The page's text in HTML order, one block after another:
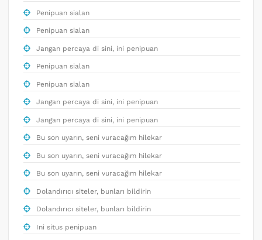
Penipuan sialan
Penipuan sialan
Jangan percaya di sini, ini penipuan
Penipuan sialan
Penipuan sialan
Jangan percaya di sini, ini penipuan
Jangan percaya di sini, ini penipuan
Bu son uyarın, seni vuracağım hilekar
Bu son uyarın, seni vuracağım hilekar
Bu son uyarın, seni vuracağım hilekar
Dolandırıcı siteler, bunları bildirin
Dolandırıcı siteler, bunları bildirin
Ini situs penipuan